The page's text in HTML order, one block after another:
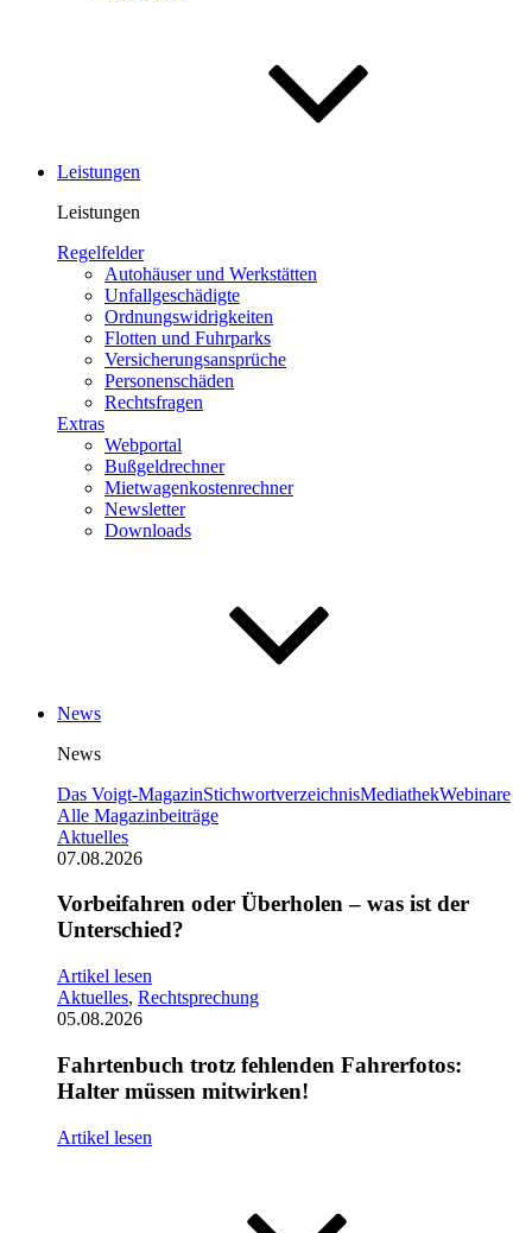
Leistungen
Leistungen
Regelfelder
Autohäuser und Werkstätten
Unfallgeschädigte
Ordnungswidrigkeiten
Flotten und Fuhrparks
Versicherungsansprüche
Personenschäden
Rechtsfragen
Extras
Webportal
Bußgeldrechner
Mietwagenkostenrechner
Newsletter
Downloads
News
News
Das Voigt-MagazinStichwortverzeichnisMediathekWebinare
Alle Magazinbeiträge
Aktuelles
07.08.2026
Vorbeifahren oder Überholen – was ist der
Unterschied?
Artikel lesen
Aktuelles, Rechtsprechung
05.08.2026
Fahrtenbuch trotz fehlenden Fahrerfotos:
Halter müssen mitwirken!
Artikel lesen